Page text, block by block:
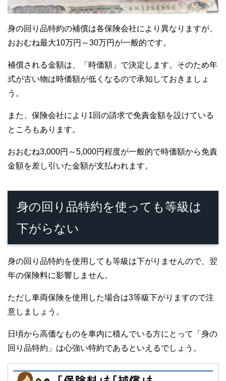
身の回り品特約の補償は各保険会社により異なりますが、
おおむね最大10万円～30万円が一般的です。
補償される金額は、「時価額」で決定します。そのため年
式が古い物は時価額が低くなるので承知しておきましょ
う。
また、保険会社により1回の請求で免責金額を設けている
ところもあります。
おおむね3,000円～5,000円程度が一般的で時価額から免責
金額を差し引いた金額が支払われます。
身の回り品特約を使っても等級は
下がらない
身の回り品特約を使用しても等級は下がりませんので、翌
年の保険料に影響しません。
ただし車両保険を使用した場合は3等級下がりますので注
意しましょう。
日頃から高価なものを車内に積んでいる方にとって「身の
回り品特約」は心強い特約であるといえるでしょう。